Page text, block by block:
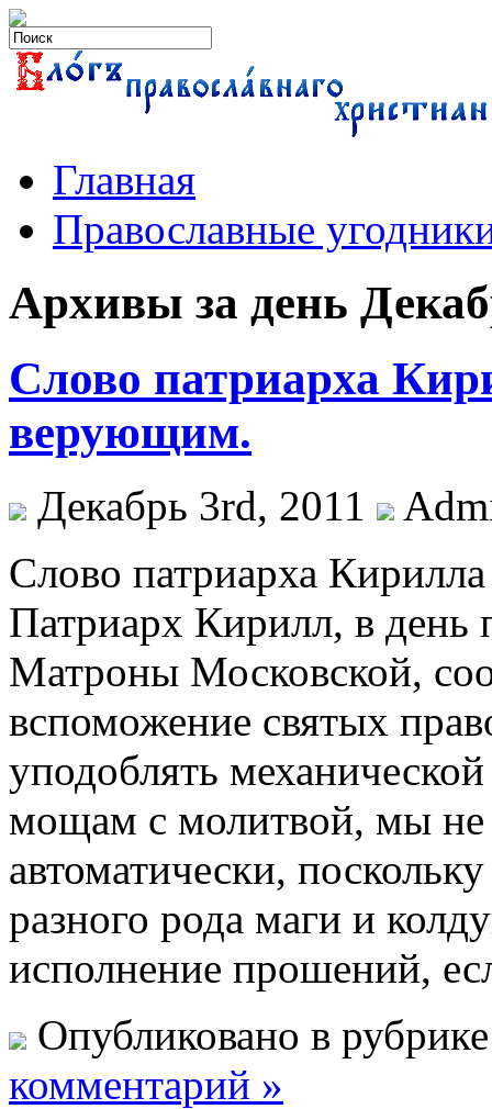
Главная
Православные
Архивы за день
Слово патриарха
верующим.
Декабрь 3rd, 2011
Слово патриарха
Патриарх Кирилл, в день
Матроны Московской,
вспоможение святых
уподоблять
мощам с молитвой, мы не
автоматически,
разного рода маги и
исполнение прошений,
Опубликовано в
комментарий »